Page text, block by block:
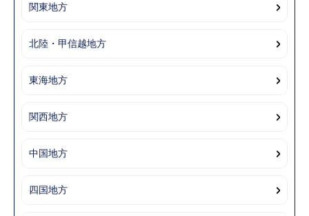
関東地方
北陸・甲信越地方
東海地方
関西地方
中国地方
四国地方